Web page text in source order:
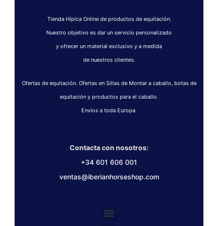
Tienda Hípica Online de productos de equitación.
Nuestro objetivo es dar un servicio personalizado
y ofrecer un material exclusivo y a medida
de nuestros clientes.
Ofertas de equitación. Ofertas en Sillas de Montar a caballo, botas de
equitación y productos para el caballo.
Envíos a toda Europa.
Contacta con nosotros:
+34 601 606 001
ventas@iberianhorseshop.com